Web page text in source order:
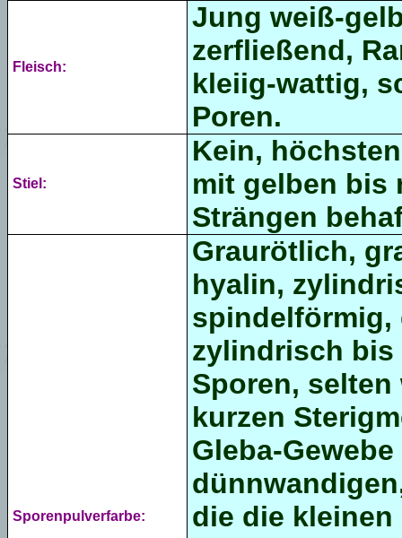
Fleisch:
Jung weiß-
zerfließend,
kleiig-wattig,
Poren.
Stiel:
Kein,
mit gelben bis
Strängen
Sporenpulverfarbe:
Graurötlich,
hyalin,
spindelförmig,
zylindrisch bis
Sporen,
kurzen
Gleba-
die die kleinen